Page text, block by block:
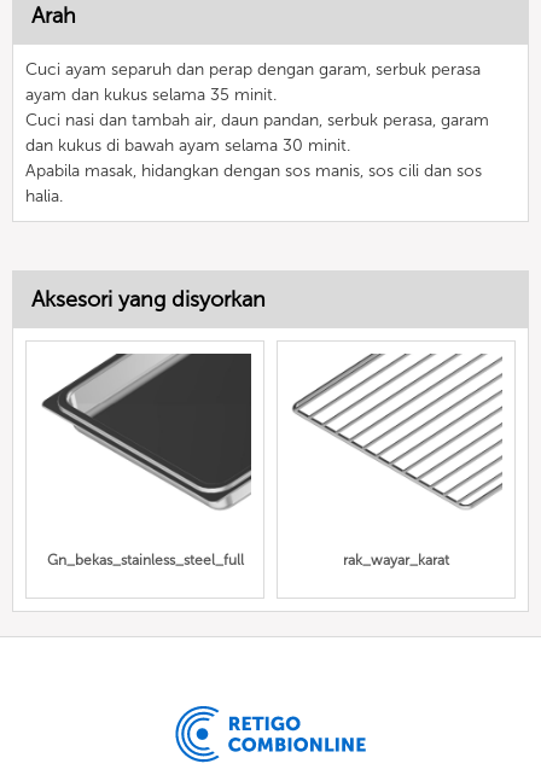
Arah
Cuci ayam separuh dan perap dengan garam, serbuk perasa
ayam dan kukus selama 35 minit.
Cuci nasi dan tambah air, daun pandan, serbuk perasa, garam
dan kukus di bawah ayam selama 30 minit.
Apabila masak, hidangkan dengan sos manis, sos cili dan sos
halia.
Aksesori yang disyorkan
Gn_bekas_stainless_steel_full rak_wayar_karat